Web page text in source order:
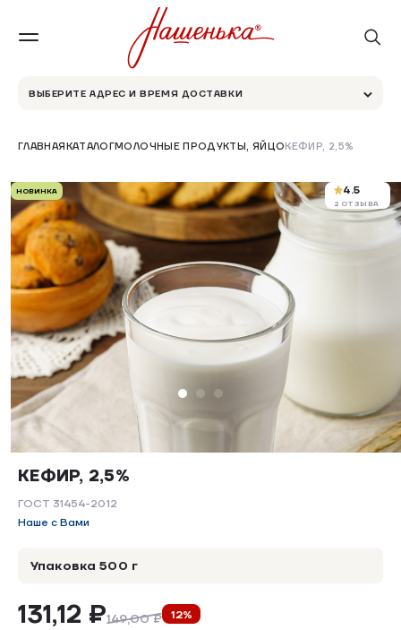
ВЫБЕРИТЕ АДРЕС И ВРЕМЯ ДОСТАВКИ
ГЛАВНАЯКАТАЛОГМОЛОЧНЫЕ ПРОДУКТЫ, ЯЙЦОКЕФИР, 2,5%
НОВИНКА 4.5
2 ОТЗЫВА
КЕФИР, 2,5%
ГОСТ 31454-2012
Наше с Вами
Упаковка 500 г
131,12 ₽149,00 ₽ 12%